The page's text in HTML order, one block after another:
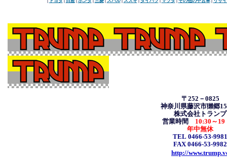
〒252－0825
神奈川県藤沢市獺郷
株式会社トランプ
営業時間 10:30 ～19
年中無休
TEL 0466-53-9981
FAX 0466-53-9982
http://